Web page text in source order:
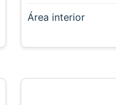
Área interior